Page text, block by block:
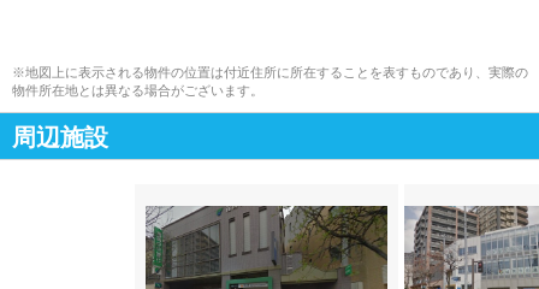
※地図上に表示される物件の位置は付近住所に所在することを表すものであり、実際の
物件所在地とは異なる場合がございます。
周辺施設